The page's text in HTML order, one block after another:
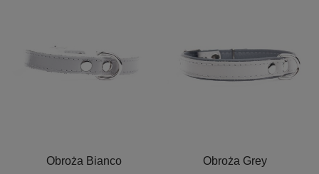
Obroża Bianco Obroża Grey